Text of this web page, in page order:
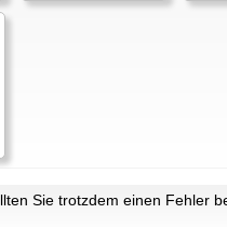
Sie trotzdem einen Fehler